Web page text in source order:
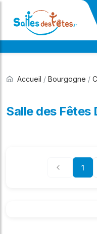
Accueil / Bourgogne /
Salle des Fêtes
1